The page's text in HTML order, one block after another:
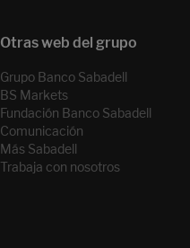
Grupo Banco Sabadell
BS Markets
Fundación Banco Sabadell
Comunicación
Más Sabadell
Trabaja con nosotros